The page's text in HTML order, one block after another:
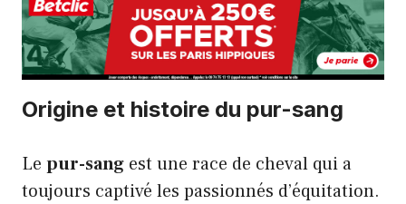
Origine et histoire du pur-sang
Le pur-sang est une race de cheval qui a
toujours captivé les passionnés d’équitation.